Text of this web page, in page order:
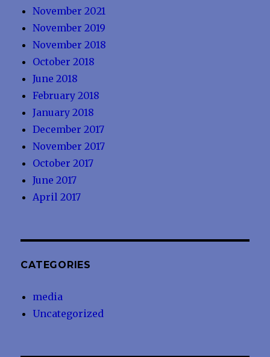
November 2021
November 2019
November 2018
October 2018
June 2018
February 2018
January 2018
December 2017
November 2017
October 2017
June 2017
April 2017
CATEGORIES
media
Uncategorized